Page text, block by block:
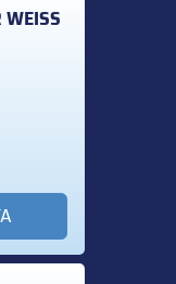
WEISS